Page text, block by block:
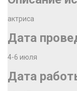
актриса
Дата
4-6 июля
Дата